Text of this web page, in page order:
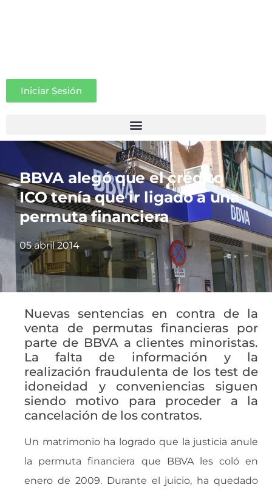
Iniciar Sesión
BBVA alegó que el crédito
ICO tenía que ir ligado a una
permuta financiera
05 abril 2014
Nuevas sentencias en contra de la
venta de permutas financieras por
parte de BBVA a clientes minoristas.
La falta de información y la
realización fraudulenta de los test de
idoneidad y conveniencias siguen
siendo motivo para proceder a la
cancelación de los contratos.
Un matrimonio ha logrado que la justicia anule
la permuta financiera que BBVA les coló en
enero de 2009. Durante el juicio, ha quedado